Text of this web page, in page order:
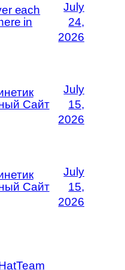
each
in
July
24,
2026
Сайт
July
15,
2026
Сайт
July
15,
2026